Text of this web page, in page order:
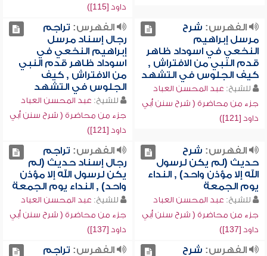
داود [115])
الفهرس: شرح
مرسل إبراهيم
النخعي في اسوداد ظاهر
قدم النبي من الافتراش ,
كيف الجلوس في التشهد
للشيخ: عبد المحسن العباد
جزء من محاضرة ( شرح سنن أبي
داود [121])
الفهرس: تراجم
رجال إسناد مرسل
إبراهيم النخعي في
اسوداد ظاهر قدم النبي
من الافتراش , كيف
الجلوس في التشهد
للشيخ: عبد المحسن العباد
جزء من محاضرة ( شرح سنن أبي
داود [121])
الفهرس: شرح
حديث (لم يكن لرسول
الله إلا مؤذن واحد) , النداء
يوم الجمعة
للشيخ: عبد المحسن العباد
جزء من محاضرة ( شرح سنن أبي
داود [137])
الفهرس: تراجم
رجال إسناد حديث (لم
يكن لرسول الله إلا مؤذن
واحد) , النداء يوم الجمعة
للشيخ: عبد المحسن العباد
جزء من محاضرة ( شرح سنن أبي
داود [137])
الفهرس: شرح
الفهرس: تراجم